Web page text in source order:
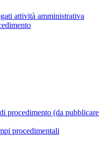
attività amministrativa
procedimento (da pubblicare
procedimentali